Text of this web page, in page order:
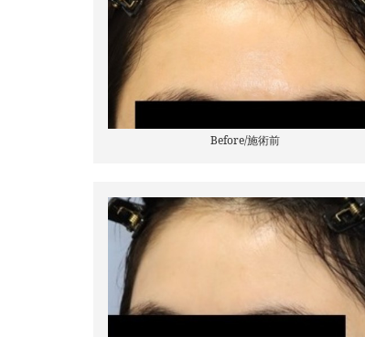
Before/施術前